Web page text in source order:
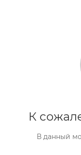
К
В данный